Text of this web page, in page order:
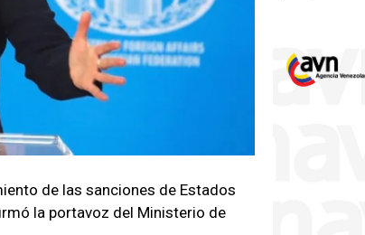
de las sanciones de Estados
la portavoz del Ministerio de